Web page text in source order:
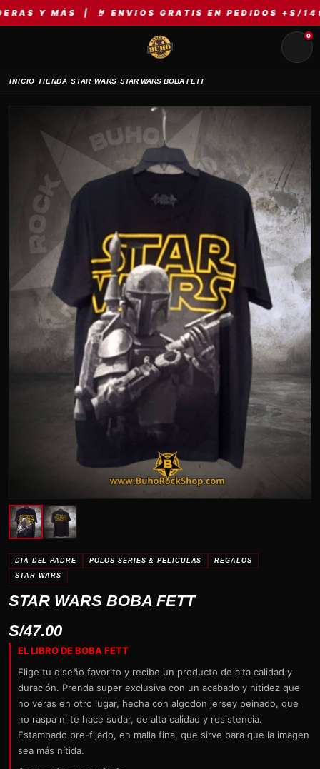
Y MÁS | 🤘 ENVIOS GRATIS EN PEDIDOS +S/149 |
0
INICIO›TIENDA›STAR WARS›STAR WARS BOBA FETT
DIA DEL PADRE POLOS SERIES & PELICULAS REGALOS
STAR WARS
STAR WARS BOBA FETT
S/47.00
EL LIBRO DE BOBA FETT
Elige tu diseño favorito y recibe un producto de alta calidad y
duración. Prenda super exclusiva con un acabado y nitidez que
no veras en otro lugar, hecha con algodón jersey peinado, que
no raspa ni te hace sudar, de alta calidad y resistencia.
Estampado pre-fijado, en malla fina, que sirve para que la imagen
sea más nítida.